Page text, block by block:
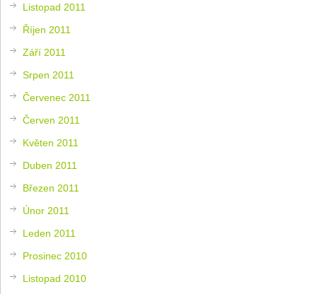
Listopad 2011
Říjen 2011
Září 2011
Srpen 2011
Červenec 2011
Červen 2011
Květen 2011
Duben 2011
Březen 2011
Únor 2011
Leden 2011
Prosinec 2010
Listopad 2010